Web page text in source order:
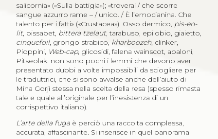
salicornia» («Sulla battigia»); «troverai / che scorre
sangue azzurro rame – / unico. / È l’emocianina. Che
talento per i fatti» («Crustacea»). Osso dermico, pis-en-
lit, pissabet, bittera tzelaut, tarabuso, epilobio, giaietto,
cinquefoil, grongo strabico, kharboozeh, clinker,
Pioppini, Web-cap, glicosidi, falena wainscot, abaloni,
Pitseolak: non sono pochi i lemmi che devono aver
presentato dubbi a volte impossibili da sciogliere per
le traduttrici, che si sono avvalse anche dell’aiuto di
Mina Gorji stessa nella scelta della resa (spesso rimasta
tale e quale all’originale per l’inesistenza di un
corrispettivo italiano).
L’arte della fugaè perciò una raccolta complessa,
accurata, affascinante. Si inserisce in quel panorama